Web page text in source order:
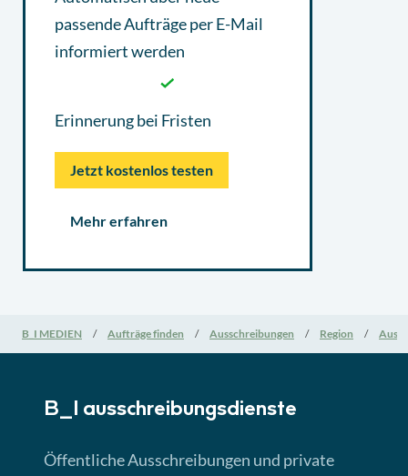
passende Aufträge per E-Mail
informiert werden
Erinnerung bei Fristen
Jetzt kostenlos testen
Mehr erfahren
B_I MEDIEN Aufträge finden Ausschreibungen Region
B_I ausschreibungs­dienste
Öffentliche Ausschreibungen und private